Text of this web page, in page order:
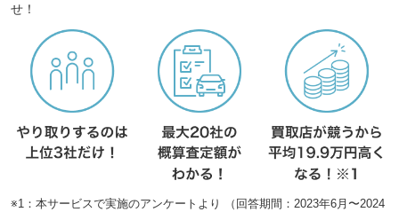
せ！
※1：本サービスで実施のアンケートより （回答期間：2023年6月〜2024